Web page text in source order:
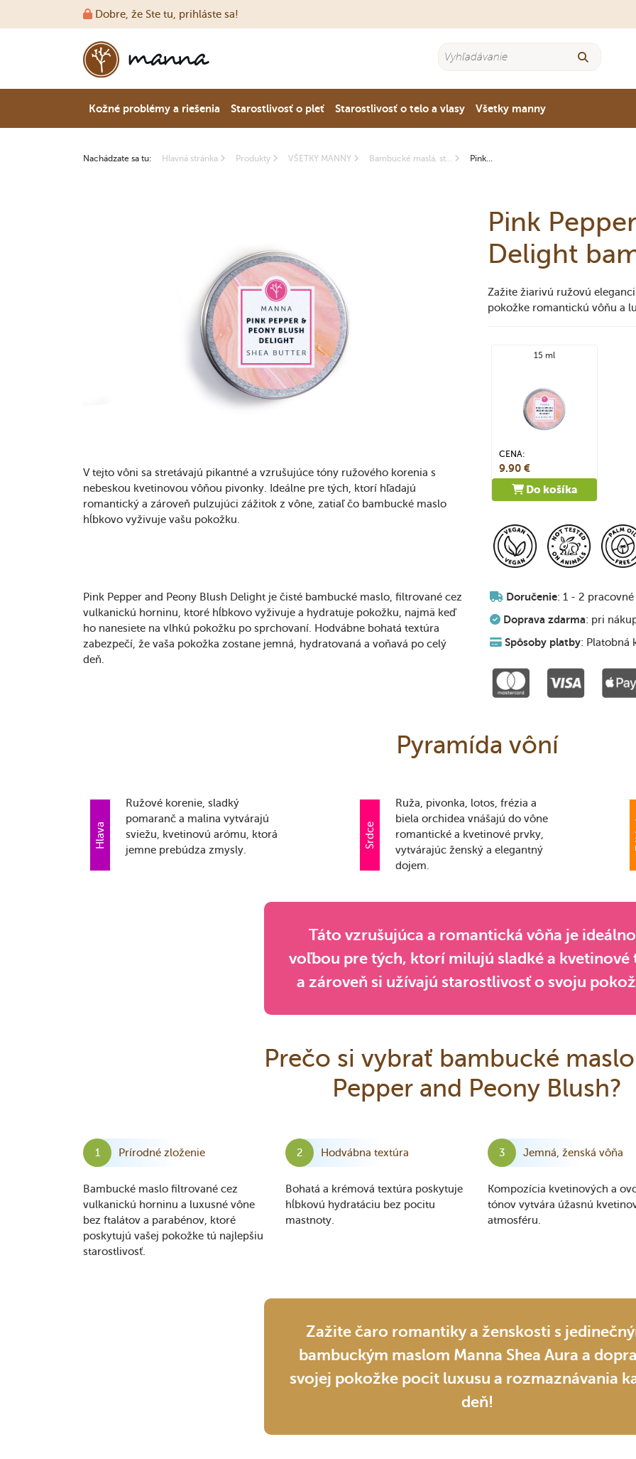
Dobre, že Ste tu, prihláste sa!
Kožné problémy a riešenia Starostlivosť o pleť Starostlivosť o telo a vlasy Všetky manny
Nachádzate sa tu: Hlavná stránka Produkty VŠETKY MANNY Bambucké maslá, st... Pink...
V tejto vôni sa stretávajú pikantné a vzrušujúce tóny ružového korenia s
nebeskou kvetinovou vôňou pivonky. Ideálne pre tých, ktorí hľadajú
romantický a zároveň pulzujúci zážitok z vône, zatiaľ čo bambucké maslo
hĺbkovo vyživuje vašu pokožku.
Pink
Delight
Zažite žiarivú ružovú
pokožke romantickú vôňu a
15 ml
CENA:
9.90 €
Do košíka
Pink Pepper and Peony Blush Delight je čisté bambucké maslo, filtrované cez
vulkanickú horninu, ktoré hĺbkovo vyživuje a hydratuje pokožku, najmä keď
ho nanesiete na vlhkú pokožku po sprchovaní. Hodvábne bohatá textúra
zabezpečí, že vaša pokožka zostane jemná, hydratovaná a voňavá po celý
deň.
Doručenie: 1 - 2
Doprava zdarma: pri
Spôsoby platby: Platobná
Pyramída vôní
Hlava
Ružové korenie, sladký
pomaranč a malina vytvárajú
sviežu, kvetinovú arómu, ktorá
jemne prebúdza zmysly.
Srdce
Ruža, pivonka, lotos, frézia a
biela orchidea vnášajú do vône
romantické a kvetinové prvky,
vytvárajúc ženský a elegantný
dojem.
Táto vzrušujúca a romantická vôňa je
voľbou pre tých, ktorí milujú sladké a kvetinové
a zároveň si užívajú starostlivosť o svoju
Prečo si vybrať bambucké
Pepper and Peony Blush?
Prírodné zloženie
Bambucké maslo filtrované cez
vulkanickú horninu a luxusné vône
bez ftalátov a parabénov, ktoré
poskytujú vašej pokožke tú najlepšiu
starostlivosť.
Hodvábna textúra
Bohatá a krémová textúra poskytuje
hĺbkovú hydratáciu bez pocitu
mastnoty.
Jemná, ženská vôňa
Kompozícia kvetinových a
tónov vytvára úžasnú
atmosféru.
Zažite čaro romantiky a ženskosti s
bambuckým maslom Manna Shea Aura a
svojej pokožke pocit luxusu a rozmaznávania
deň!